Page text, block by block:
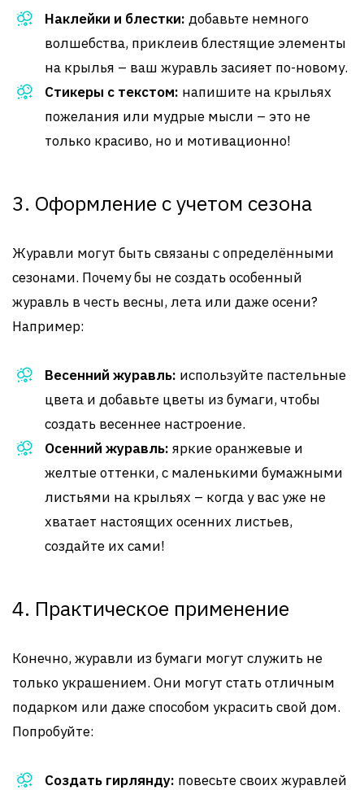
Наклейки и блестки: добавьте немного
волшебства, приклеив блестящие элементы
на крылья – ваш журавль засияет по-новому.
Стикеры с текстом: напишите на крыльях
пожелания или мудрые мысли – это не
только красиво, но и мотивационно!
3. Оформление с учетом сезона
Журавли могут быть связаны с определёнными
сезонами. Почему бы не создать особенный
журавль в честь весны, лета или даже осени?
Например:
Весенний журавль: используйте пастельные
цвета и добавьте цветы из бумаги, чтобы
создать весеннее настроение.
Осенний журавль: яркие оранжевые и
желтые оттенки, с маленькими бумажными
листьями на крыльях – когда у вас уже не
хватает настоящих осенних листьев,
создайте их сами!
4. Практическое применение
Конечно, журавли из бумаги могут служить не
только украшением. Они могут стать отличным
подарком или даже способом украсить свой дом.
Попробуйте:
Создать гирлянду: повесьте своих журавлей